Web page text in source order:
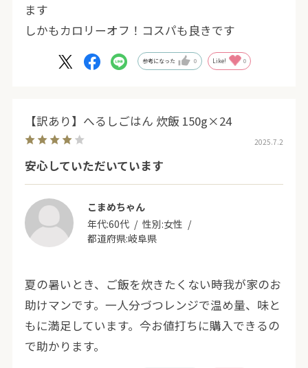
ます
しかもカロリーオフ！コスパも良きです
参考になった 0 Like! 0
【訳あり】へるしごはん 炊飯 150g×24
2025.7.2
安心していただいています
こまめちゃん
年代:60代 性別:女性
都道府県:岐阜県
夏の暑いとき、ご飯を炊きたくない時我が家のお
助けマンです。一人分づつレンジで温め量、味と
もに満足しています。今お値打ちに購入できるの
で助かります。